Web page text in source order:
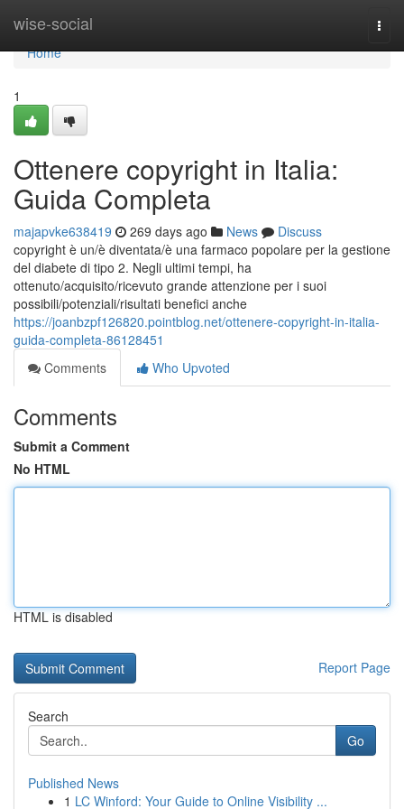
wise-social
Home
Home
1
Ottenere copyright in Italia:
Guida Completa
majapvke638419 269 days ago News
Discuss
copyright è un/è diventata/è una farmaco popolare per la gestione
del diabete di tipo 2. Negli ultimi tempi, ha
ottenuto/acquisito/ricevuto grande attenzione per i suoi
possibili/potenziali/risultati benefici anche
https://joanbzpf126820.pointblog.net/ottenere-copyright-in-italia-
guida-completa-86128451
Comments
Who Upvoted
Comments
Submit a Comment
No HTML
HTML is disabled
Report Page
Search
Go
Published News
1 LC Winford: Your Guide to Online Visibility ...